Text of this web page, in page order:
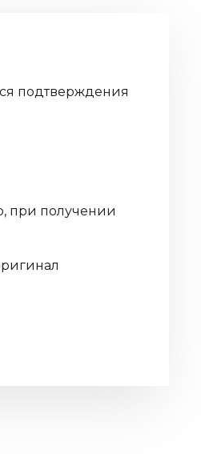
подтверждения
при получении